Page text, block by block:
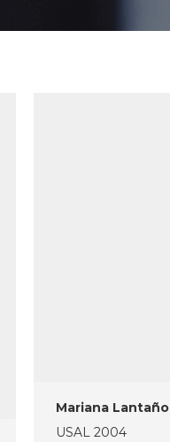
Mariana Lantaño
USAL 2004